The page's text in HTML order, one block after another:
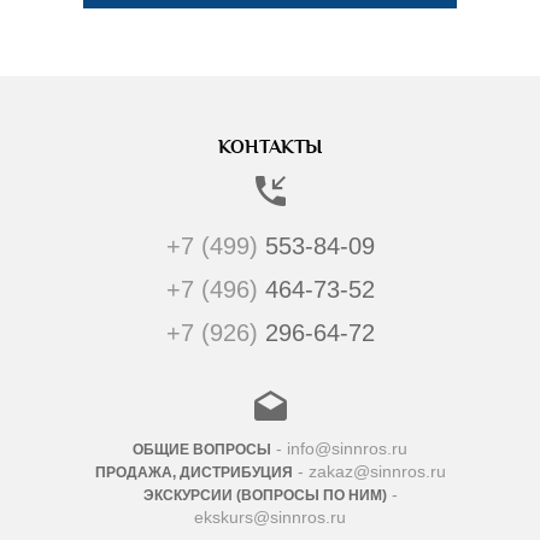
КОНТАКТЫ
+7 (499) 553-84-09
+7 (496) 464-73-52
+7 (926) 296-64-72
ОБЩИЕ ВОПРОСЫ - info@sinnros.ru
ПРОДАЖА, ДИСТРИБУЦИЯ - zakaz@sinnros.ru
ЭКСКУРСИИ (ВОПРОСЫ ПО НИМ)-
ekskurs@sinnros.ru